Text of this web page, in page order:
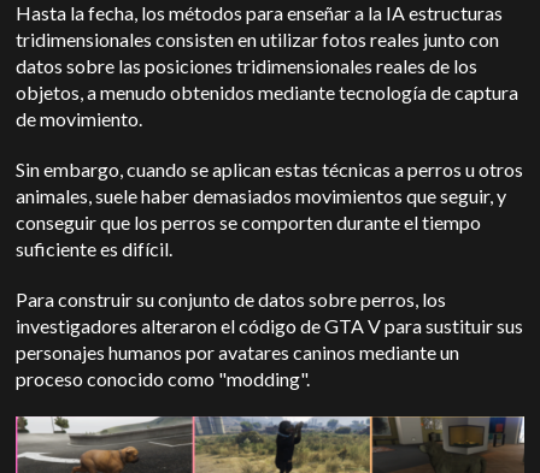
Hasta la fecha, los métodos para enseñar a la IA estructuras
tridimensionales consisten en utilizar fotos reales junto con
datos sobre las posiciones tridimensionales reales de los
objetos, a menudo obtenidos mediante tecnología de captura
de movimiento.
Sin embargo, cuando se aplican estas técnicas a perros u otros
animales, suele haber demasiados movimientos que seguir, y
conseguir que los perros se comporten durante el tiempo
suficiente es difícil.
Para construir su conjunto de datos sobre perros, los
investigadores alteraron el código de GTA V para sustituir sus
personajes humanos por avatares caninos mediante un
proceso conocido como "modding".